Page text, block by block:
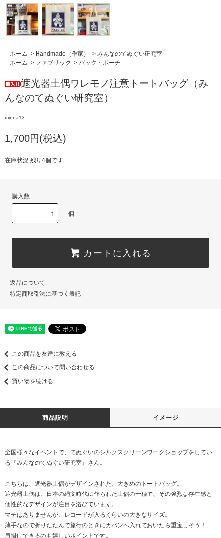
ホーム > Handmade（作家） > みんなのてぬぐい研究室
ホーム > ファブリック > バック・ポーチ
遮光器土偶ワレモノ注意トートバッグ（み
んなのてぬぐい研究室）
minna13
1,700円(税込)
在庫状況 残り4個です
購入数
個
カートに入れる
返品について
特定商取引法に基づく表記
この商品を友達に教える
この商品について問い合わせる
買い物を続ける
商品説明 イメージ
全国様々なイベントで、てぬぐいのシルクスクリーンワークショップをしてい
る『みんなのてぬぐい研究室』さん。
こちらは、遮光器土偶がデザインされた、大きめのトートバッグ。
遮光器土偶は、日本の縄文時代に作られた土偶の一種で、その強烈な存在感と
個性的なデザインが注目を浴びています。
マチはありませんが、レコードが入るくらいの大きなサイズ。
薄手なので折りたたんで旅行のときにカバンへ入れておいたら重宝しそう！
肩掛けできるのも嬉しいポイントです。